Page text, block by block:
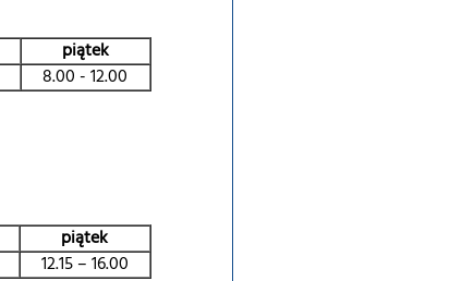
piątek
8.00 - 12.00
piątek
12.15 – 16.00